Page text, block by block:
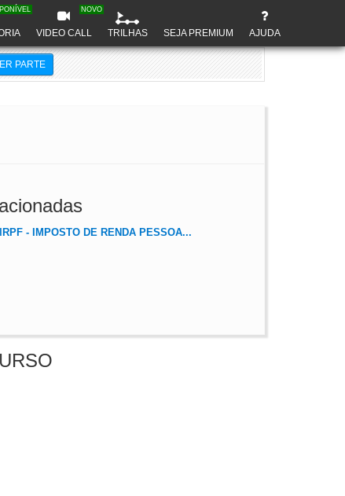
VIDEO CALL
NOVO
TRILHAS SEJA PREMIUM AJUDA
PARTE
IRPF - IMPOSTO DE RENDA PESSOA...